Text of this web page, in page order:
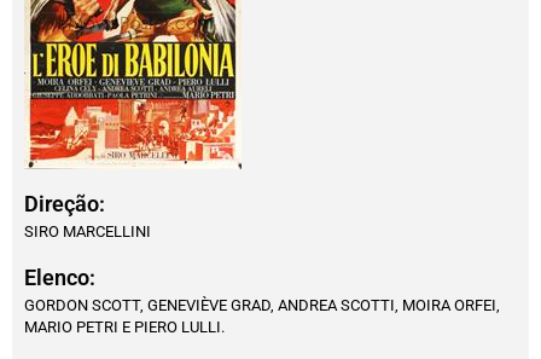
Direção:
SIRO MARCELLINI
Elenco:
GORDON SCOTT, GENEVIÈVE GRAD, ANDREA SCOTTI, MOIRA ORFEI,
MARIO PETRI E PIERO LULLI.